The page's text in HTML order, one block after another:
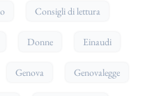
Consigli di lettura
Donne Einaudi
Genova Genovalegge